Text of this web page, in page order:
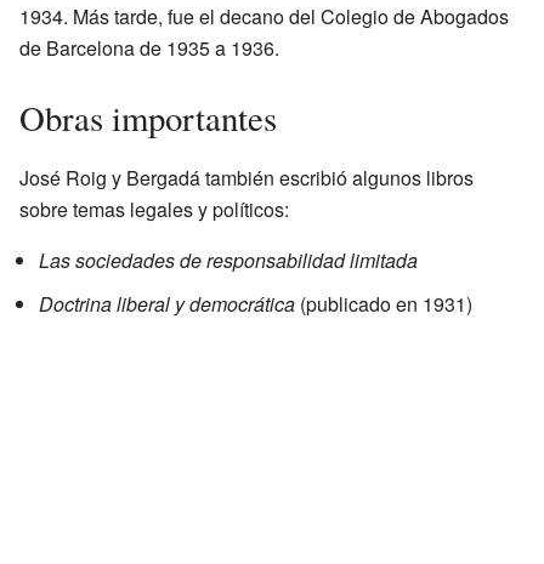
1934. Más tarde, fue el decano del Colegio de Abogados
de Barcelona de 1935 a 1936.
Obras importantes
José Roig y Bergadá también escribió algunos libros
sobre temas legales y políticos:
Las sociedades de responsabilidad limitada
Doctrina liberal y democrática (publicado en 1931)